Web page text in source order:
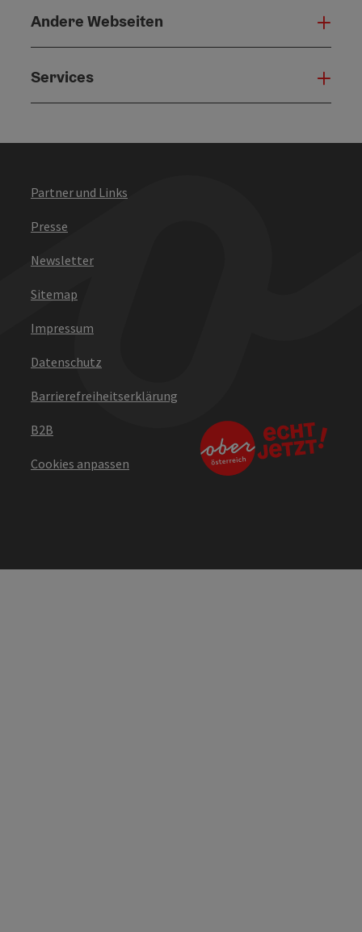
Andere Webseiten
Services
Partner und Links
Presse
Newsletter
Sitemap
Impressum
Datenschutz
Barrierefreiheitserklärung
B2B
Cookies anpassen